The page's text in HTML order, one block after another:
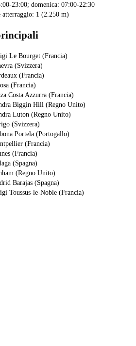
23:00; domenica: 07:00-22:30
atterraggio: 1 (2.250 m)
Le Bourget (Francia)
(Svizzera)
(Francia)
(Francia)
Costa Azzurra (Francia)
Biggin Hill (Regno Unito)
Luton (Regno Unito)
(Svizzera)
Portela (Portogallo)
(Francia)
(Francia)
(Spagna)
(Regno Unito)
Barajas (Spagna)
Toussus-le-Noble (Francia)